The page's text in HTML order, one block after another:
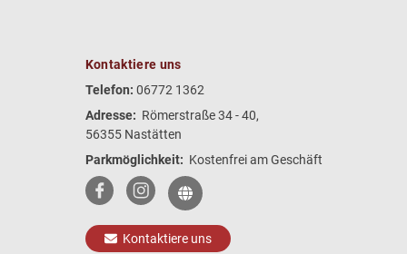
Kontaktiere uns
Telefon: 06772 1362
Adresse: Römerstraße 34 - 40,
56355 Nastätten
Parkmöglichkeit: Kostenfrei am Geschäft
Kontaktiere uns